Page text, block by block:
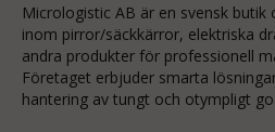
Micrologistic AB är en svensk butik
inom pirror/säckkärror, elektriska
andra produkter för professionell
Företaget erbjuder smarta
hantering av tungt och otympligt